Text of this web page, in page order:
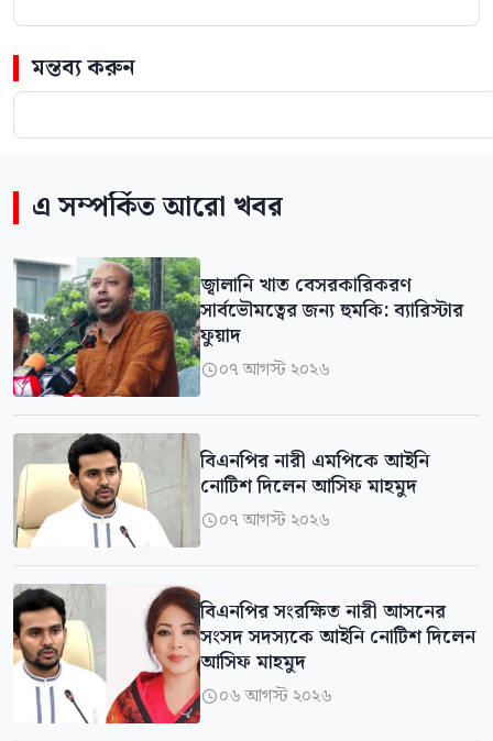
মন্তব্য করুন
এ সম্পর্কিত আরো খবর
জ্বালানি খাত বেসরকারিকরণ
সার্বভৌমত্বের জন্য হুমকি: ব্যারিস্টার
ফুয়াদ
০৭ আগস্ট ২০২৬
বিএনপির নারী এমপিকে আইনি
নোটিশ দিলেন আসিফ মাহমুদ
০৭ আগস্ট ২০২৬
বিএনপির সংরক্ষিত নারী আসনের
সংসদ সদস্যকে আইনি নোটিশ দিলেন
আসিফ মাহমুদ
০৬ আগস্ট ২০২৬